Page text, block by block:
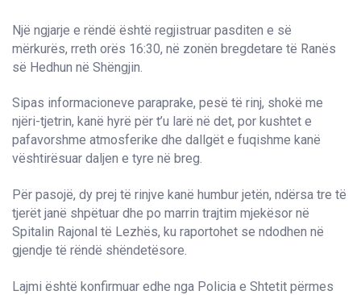
Një ngjarje e rëndë është regjistruar pasditen e së
mërkurës, rreth orës 16:30, në zonën bregdetare të Ranës
së Hedhun në Shëngjin.
Sipas informacioneve paraprake, pesë të rinj, shokë me
njëri-tjetrin, kanë hyrë për t’u larë në det, por kushtet e
pafavorshme atmosferike dhe dallgët e fuqishme kanë
vështirësuar daljen e tyre në breg.
Për pasojë, dy prej të rinjve kanë humbur jetën, ndërsa tre të
tjerët janë shpëtuar dhe po marrin trajtim mjekësor në
Spitalin Rajonal të Lezhës, ku raportohet se ndodhen në
gjendje të rëndë shëndetësore.
Lajmi është konfirmuar edhe nga Policia e Shtetit përmes